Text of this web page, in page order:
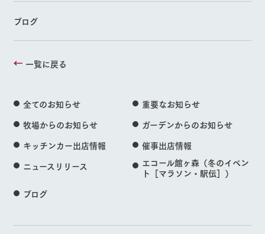
ブログ
一覧に戻る
全てのお知らせ
重要なお知らせ
牧場からのお知らせ
ガーデンからのお知らせ
キッチンカー出店情報
催事出店情報
ニュースリリース
エコール館ヶ森（冬のイベン
ト［マラソン・駅伝］）
ブログ